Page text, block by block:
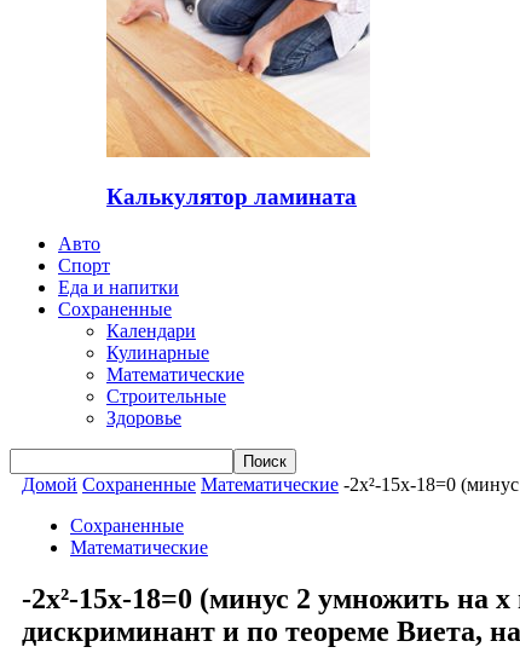
Калькулятор ламината
Авто
Спорт
Еда и напитки
Сохраненные
Календари
Кулинарные
Математические
Строительные
Здоровье
Домой Сохраненные Математические -2x²-15x-18=0
Сохраненные
Математические
-2x²-15x-18=0 (минус 2 умножить на
дискриминант и по теореме Виета,